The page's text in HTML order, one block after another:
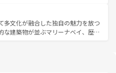
温暖で、どの季節にも異なる楽しみ
やすいタイの人々、仏教を中心とし
観光資源が、訪れる旅人を魅了し続
するはず。観光スポットが密集し
ころを回れるのも魅力。息をのむよ
体験まで、香港を存分に楽しみ尽く
多文化が融合した独自の魅力を放つ
な建築物が並ぶマリーナベイ、歴史